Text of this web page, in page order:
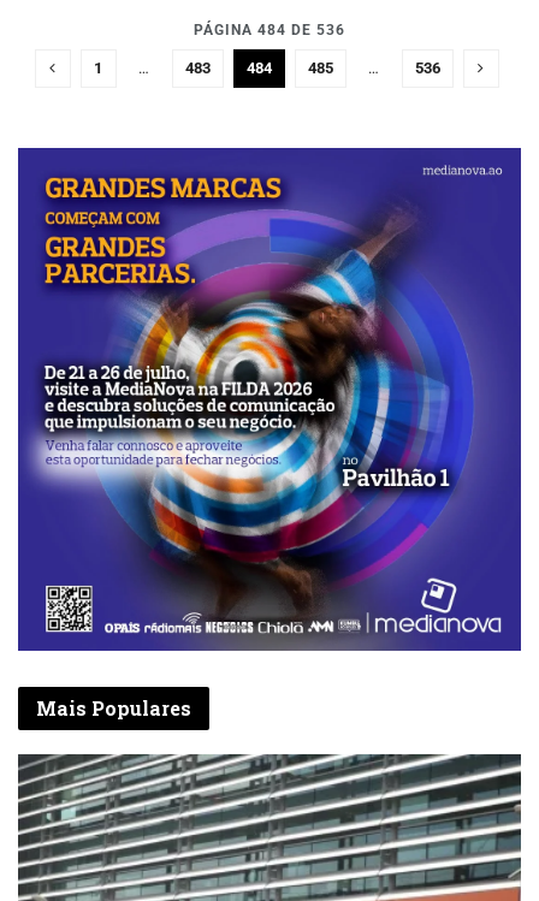
PÁGINA 484 DE 536
1 … 483 484 485 … 536
Mais Populares